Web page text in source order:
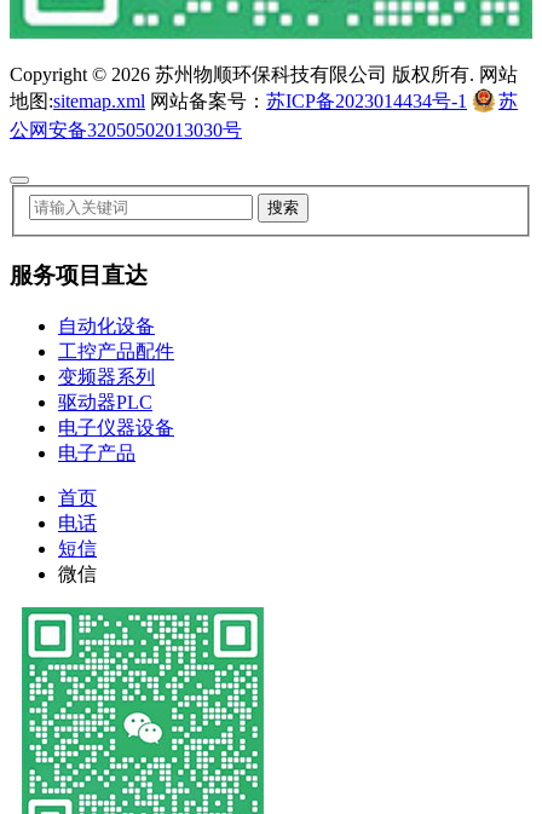
Copyright © 2026 苏州物顺环保科技有限公司 版权所有. 网站
地图:sitemap.xml 网站备案号： 苏ICP备2023014434号-1
苏
公网安备32050502013030号
服务项目直达
自动化设备
工控产品配件
变频器系列
驱动器PLC
电子仪器设备
电子产品
首页
电话
短信
微信